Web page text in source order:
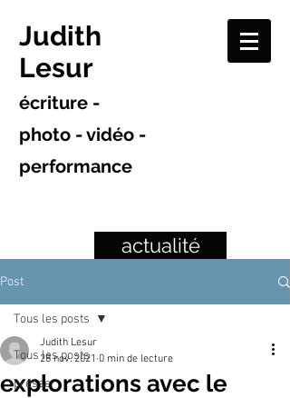
Judith
Lesur
écriture -
photo - vidéo -
performance
actualité
Post
Tous les posts
presse
Tous les posts
explorations avec le
Judith Lesur
28 nov. 2021 0 min de lecture